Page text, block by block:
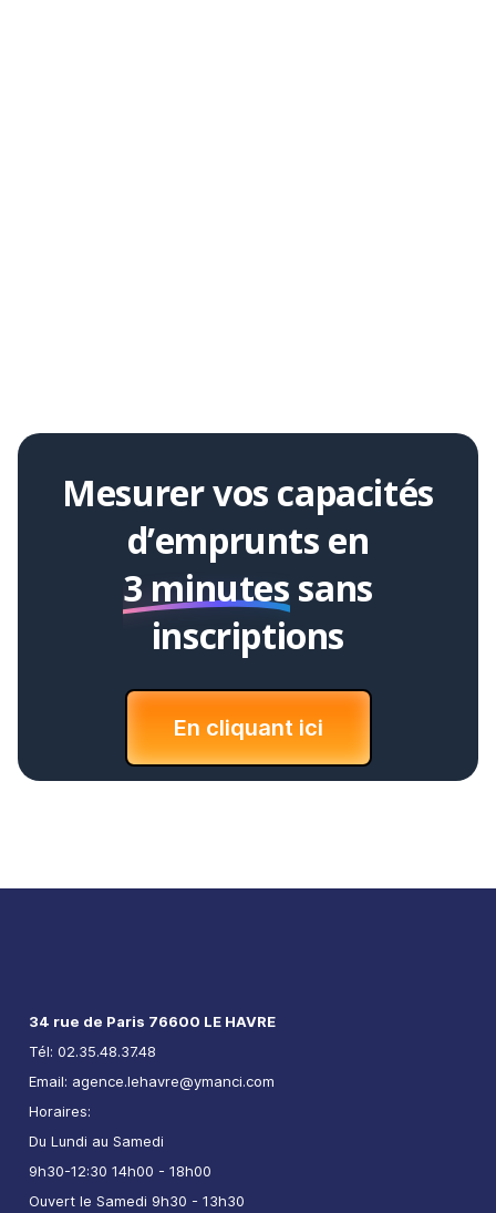
Mesurer vos capacités
d’emprunts en
3 minutes sans
inscriptions
En cliquant ici
34 rue de Paris 76600 LE HAVRE
Tél: 02.35.48.37.48
Email: agence.lehavre@ymanci.com
Horaires:
Du Lundi au Samedi
9h30-12:30 14h00 - 18h00
Ouvert le Samedi 9h30 - 13h30